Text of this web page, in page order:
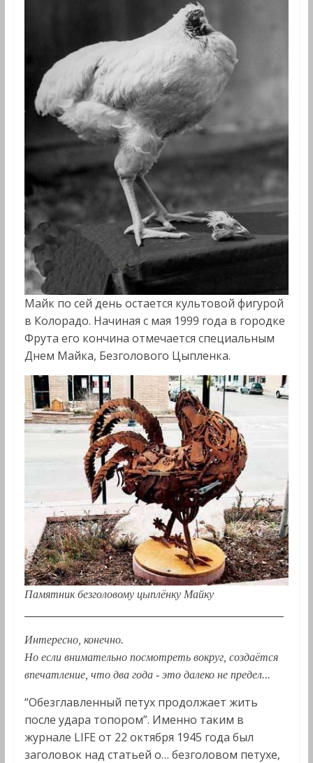
Майк по сей день остается культовой фигурой
в Колорадо. Начиная с мая 1999 года в городке
Фрута его кончина отмечается специальным
Днем Майка, Безголового Цыпленка.
Памятник безголовому цыплёнку Майку
Интересно, конечно.
Но если внимательно посмотреть вокруг, создаётся
впечатление, что два года - это далеко не предел...
“Обезглавленный петух продолжает жить
после удара топором”. Именно таким в
журнале LIFE от 22 октября 1945 года был
заголовок над статьей о… безголовом петухе,